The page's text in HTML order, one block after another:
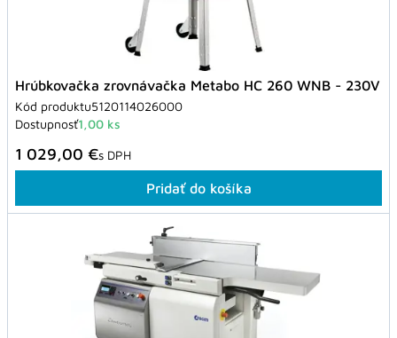
Hrúbkovačka zrovnávačka Metabo HC 260 WNB - 230V
Kód produktu5120114026000
Dostupnosť1,00 ks
1 029,00 €s DPH
Pridať do košíka